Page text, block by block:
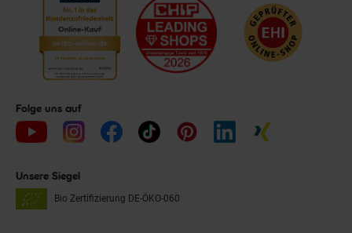
Folge uns auf
Unsere Siegel
Bio Zertifizierung DE-ÖKO-060